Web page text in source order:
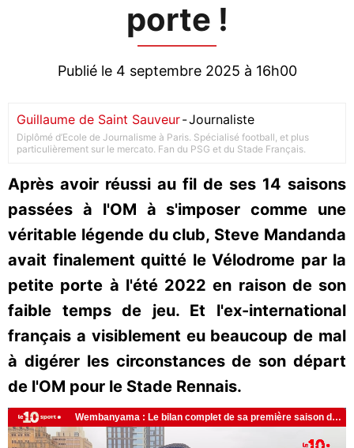
porte !
Publié le 4 septembre 2025 à 16h00
Guillaume de Saint Sauveur-Journaliste
Diplômé d’Ecole de Journalisme à Paris. Spécialisé football, et plus
particulièrement sur le mercato. Fan du PSG et du Stade Français.
Après avoir réussi au fil de ses 14 saisons
passées à l'OM à s'imposer comme une
véritable légende du club, Steve Mandanda
avait finalement quitté le Vélodrome par la
petite porte à l'été 2022 en raison de son
faible temps de jeu. Et l'ex-international
français a visiblement eu beaucoup de mal
à digérer les circonstances de son départ
de l'OM pour le Stade Rennais.